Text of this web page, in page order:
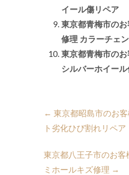
イール傷リペア
東京都青梅市の
修理 カラーチェ
東京都青梅市の
シルバーホイー
← 東京都昭島市のお
ト劣化ひび割れリペア
東京都八王子市のお
ミホールキズ修理 →